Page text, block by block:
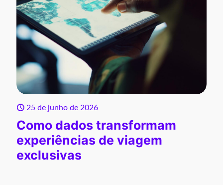
25 de junho de 2026
Como dados transformam
experiências de viagem
exclusivas